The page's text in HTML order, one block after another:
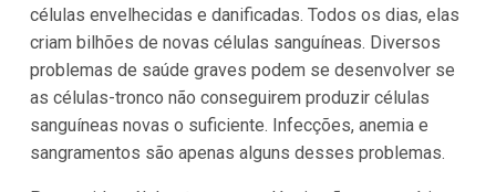
células envelhecidas e danificadas. Todos os dias, elas
criam bilhões de novas células sanguíneas. Diversos
problemas de saúde graves podem se desenvolver se
as células-tronco não conseguirem produzir células
sanguíneas novas o suficiente. Infecções, anemia e
sangramentos são apenas alguns desses problemas.